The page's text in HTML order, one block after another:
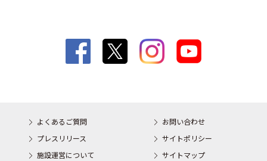
よくあるご質問
お問い合わせ
プレスリリース
サイトポリシー
施設運営について
サイトマップ